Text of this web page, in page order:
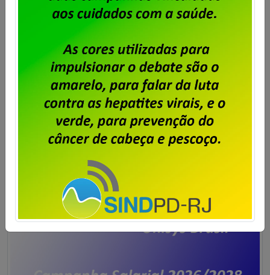
Publicado porImprensaem24/07/2026.
Os trabalhadores e trabalhadoras em empresas
privadas de TI no estado do Rio de Janeiro
debateram e aprovaram ontem (23/07), em
assembleia presencial realizada na sede do
Sindicato, a pauta de reivindicações da Campanha
Salarial 2026/2027, que contém apenas cláusulas
econômicas, pois esse ano será negociado o Termo
Aditivo à Convenção Coletiva de Trabalho (CCT). […]